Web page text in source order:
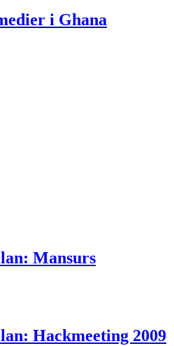
i Ghana
Mansurs
Hackmeeting 2009